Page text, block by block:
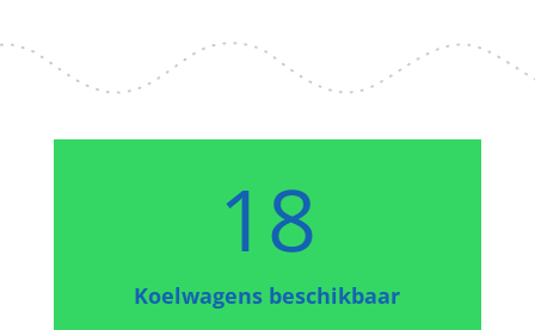
18
Koelwagens beschikbaar